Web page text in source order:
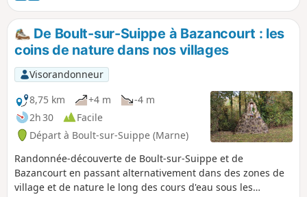
De Boult-sur-Suippe à Bazancourt : les
coins de nature dans nos villages
Visorandonneur
8,75 km
+4 m
-4 m
2h 30
Facile
Départ à Boult-sur-Suippe (Marne)
Randonnée-découverte de Boult-sur-Suippe et de
Bazancourt en passant alternativement dans des zones de
village et de nature le long des cours d'eau sous les